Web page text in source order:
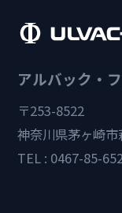
アルバック・
〒253-8522
神奈川県茅ヶ崎
TEL : 0467-85-